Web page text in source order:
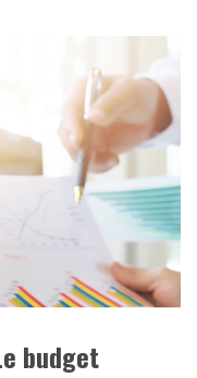
budget